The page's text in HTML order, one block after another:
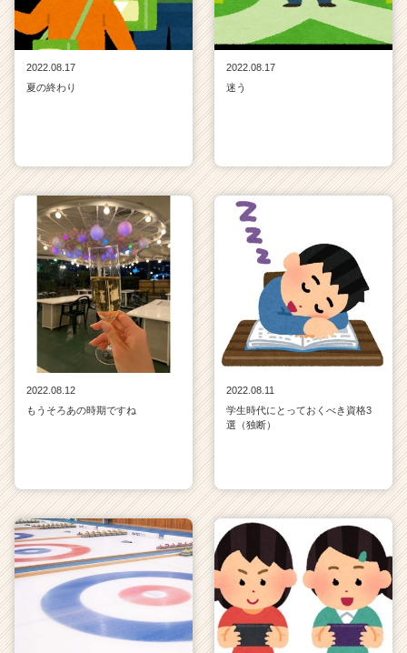
2022.08.17
夏の終わり
2022.08.17
迷う
2022.08.12
もうそろあの時期ですね
2022.08.11
学生時代にとっておくべき資格3
選（独断）